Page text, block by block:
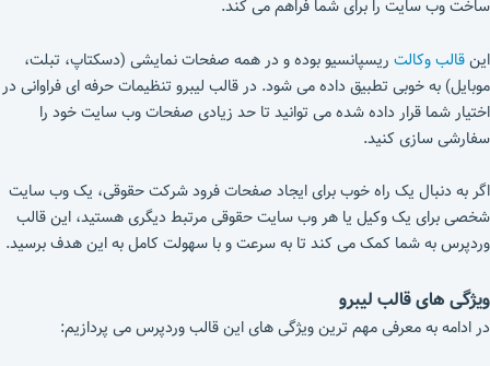
ساخت وب سایت را برای شما فراهم می کند.
اینقالب وکالت ریسپانسیو بوده و در همه صفحات نمایشی (دسکتاپ، تبلت،
موبایل) به خوبی تطبیق داده می شود. در قالب لیبرو تنظیمات حرفه ای فراوانی در
اختیار شما قرار داده شده می توانید تا حد زیادی صفحات وب سایت خود را
سفارشی سازی کنید.
اگر به دنبال یک راه خوب برای ایجاد صفحات فرود شرکت حقوقی، یک وب سایت
شخصی برای یک وکیل یا هر وب سایت حقوقی مرتبط دیگری هستید، این قالب
وردپرس به شما کمک می کند تا به سرعت و با سهولت کامل به این هدف برسید.
ویژگی های قالب لیبرو
در ادامه به معرفی مهم ترین ویژگی های این قالب وردپرس می پردازیم: